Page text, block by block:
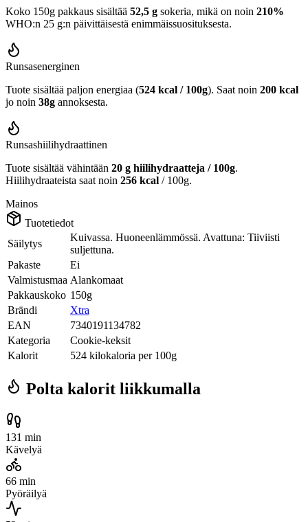
Koko 150g pakkaus sisältää 52,5 g sokeria, mikä on noin 210%
WHO:n 25 g:n päivittäisestä enimmäissuosituksesta.
Runsasenerginen
Tuote sisältää paljon energiaa (524 kcal / 100g). Saat noin 200 kcal
jo noin 38g annoksesta.
Runsashiilihydraattinen
Tuote sisältää vähintään 20 g hiilihydraatteja / 100g.
Hiilihydraateista saat noin 256 kcal / 100g.
Mainos
Tuotetiedot
Säilytys
Kuivassa. Huoneenlämmössä. Avattuna: Tiiviisti
suljettuna.
Pakaste
Ei
Valmistusmaa Alankomaat
Pakkauskoko 150g
Brändi
Xtra
EAN
7340191134782
Kategoria
Cookie-keksit
Kalorit
524 kilokaloria per 100g
Polta kalorit liikkumalla
131 min
Kävelyä
66 min
Pyöräilyä